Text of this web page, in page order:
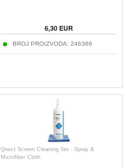
6,30EUR
BROJ PROIZVODA: 246366
Qnect Screen Cleaning Set - Spray &
Microfiber Cloth